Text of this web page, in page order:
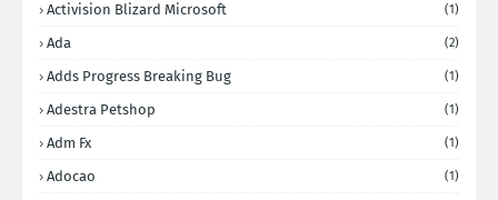
Activision Blizard Microsoft (1)
Ada (2)
Adds Progress Breaking Bug (1)
Adestra Petshop (1)
Adm Fx (1)
Adocao (1)